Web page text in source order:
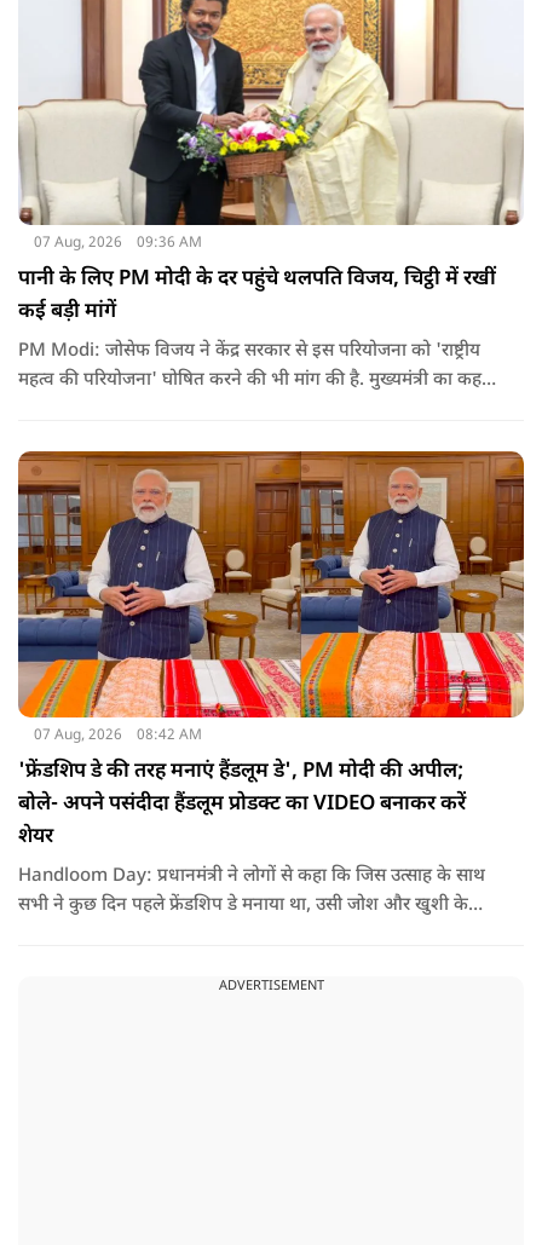
07 Aug, 2026 09:36 AM
पानी के लिए PM मोदी के दर पहुंचे थलपति विजय, चिट्ठी में रखीं
कई बड़ी मांगें
PM Modi: जोसेफ विजय ने केंद्र सरकार से इस परियोजना को 'राष्ट्रीय
महत्व की परियोजना' घोषित करने की भी मांग की है. मुख्यमंत्री का कहना
की समस्या को काफी हद तक कम किया जा सकता है.
07 Aug, 2026 08:42 AM
'फ्रेंडशिप डे की तरह मनाएं हैंडलूम डे', PM मोदी की अपील;
बोले- अपने पसंदीदा हैंडलूम प्रोडक्ट का VIDEO बनाकर करें
शेयर
Handloom Day: प्रधानमंत्री ने लोगों से कहा कि जिस उत्साह के साथ
सभी ने कुछ दिन पहले फ्रेंडशिप डे मनाया था, उसी जोश और खुशी के
ADVERTISEMENT